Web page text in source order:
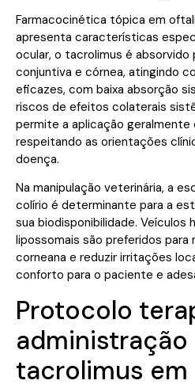
Farmacocinética tópica em
apresenta características
ocular, o tacrolimus é absorvido
conjuntiva e córnea, atingindo
eficazes, com baixa absorção
riscos de efeitos colaterais
permite a aplicação geralmente
respeitando as orientações
doença.
Na manipulação veterinária, a
colírio é determinante para a
sua biodisponibilidade. Veículos
lipossomais são preferidos para
corneana e reduzir irritações
conforto para o paciente e
Protocolo
tacrolimus em